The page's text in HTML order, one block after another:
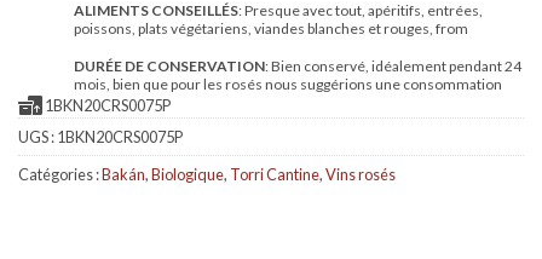
ALIMENTS CONSEILLÉS: Presque avec tout, apéritifs, entrées,
poissons, plats végétariens, viandes blanches et rouges, from
DURÉE DE CONSERVATION: Bien conservé, idéalement pendant 24
mois, bien que pour les rosés nous suggérions une consommation
1BKN20CRS0075P
UGS :1BKN20CRS0075P
Catégories :Bakán,Biologique, Torri Cantine,Vins rosés